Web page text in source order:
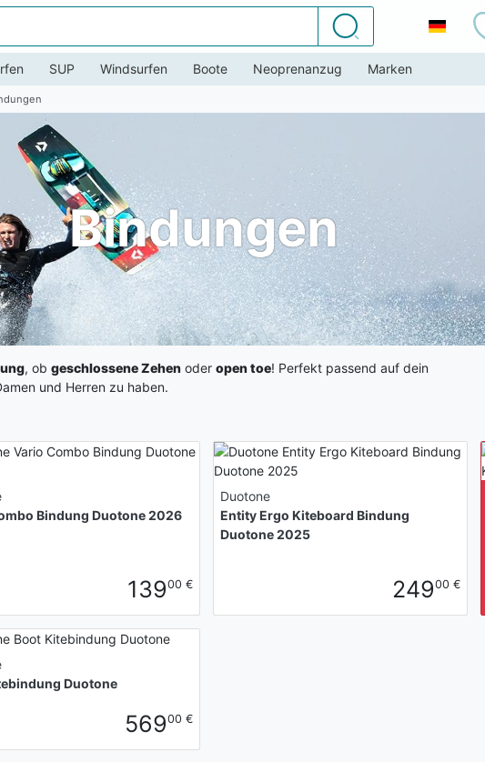
Suchen
SUP Windsurfen Boote Neoprenanzug Marken
Bindungen
, ob geschlossene Zehen oder open toe! Perfekt passend auf dein
und Herren zu haben.
Bindung Duotone 2026
13900 €
Duotone
Entity Ergo Kiteboard Bindung
Duotone 2025
24900 €
Duotone
56900 €